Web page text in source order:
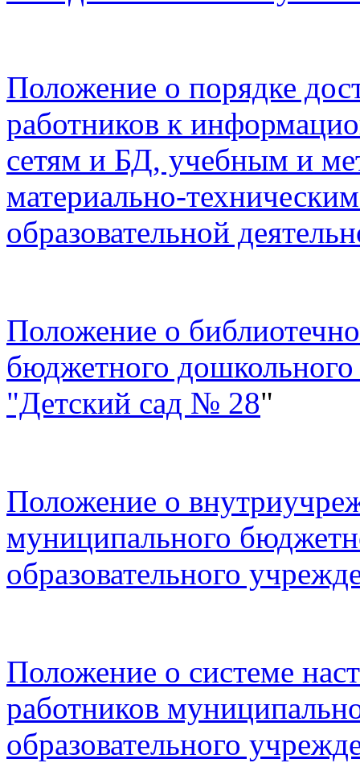
Положение о порядке
работников к
сетям и БД, учебным и
материально-
образовательной
Положение о
бюджетного дошкольного
"Детский сад № 28"
Положение о
муниципального
образовательного
Положение о системе
работников
образовательного